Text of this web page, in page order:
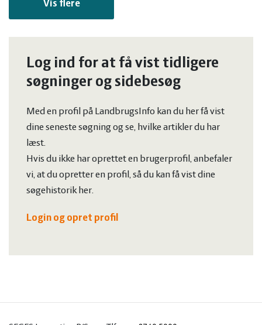
Vis flere
Log ind for at få vist tidligere
søgninger og sidebesøg
Med en profil på LandbrugsInfo kan du her få vist
dine seneste søgning og se, hvilke artikler du har
læst.
Hvis du ikke har oprettet en brugerprofil, anbefaler
vi, at du opretter en profil, så du kan få vist dine
søgehistorik her.
Login og opret profil